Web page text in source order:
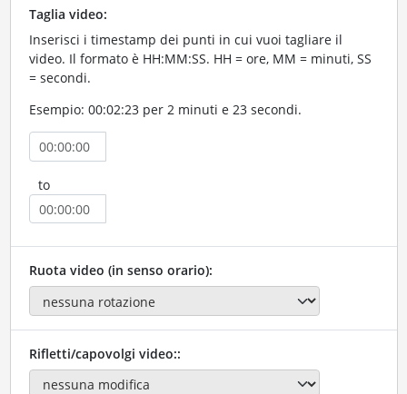
Taglia video:
Inserisci i timestamp dei punti in cui vuoi tagliare il
video. Il formato è HH:MM:SS. HH = ore, MM = minuti, SS
= secondi.
Esempio: 00:02:23 per 2 minuti e 23 secondi.
to
Ruota video (in senso orario):
Rifletti/capovolgi video::